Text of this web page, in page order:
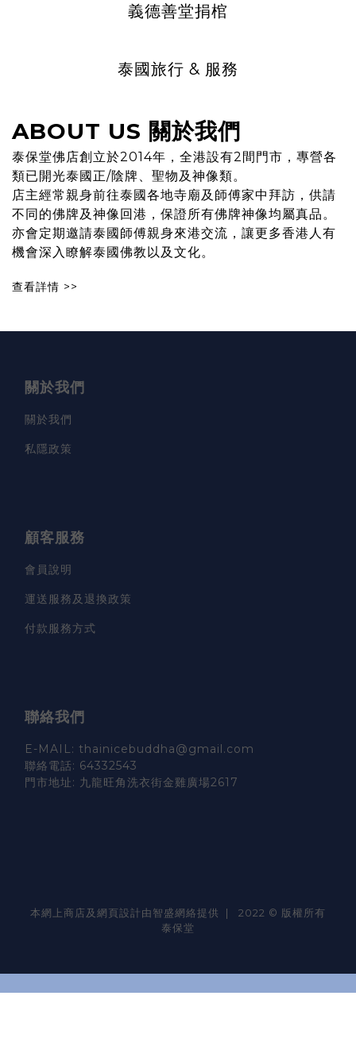
義德善堂捐棺
泰國旅行 & 服務
ABOUT US 關於我們
泰保堂佛店創立於2014年，全港設有2間門市，專營各
類已開光泰國正/陰牌、聖物及神像類。
店主經常親身前往泰國各地寺廟及師傅家中拜訪，供請
不同的佛牌及神像回港，保證所有佛牌神像均屬真品。
亦會定期邀請泰國師傅親身來港交流，讓更多香港人有
機會深入瞭解泰國佛教以及文化。
查看詳情 >>
關於我們
關於我們
私隱政策
顧客服務
會員說明
運送服務及退換政策
付款服務方式
聯絡我們
E-MAIL: thainicebuddha@gmail.com
聯絡電話: 64332543
門市地址: 九龍旺角洗衣街金雞廣場2617
本網上商店及網頁設計由智盛網絡提供 | 2022 © 版權所有
泰保堂